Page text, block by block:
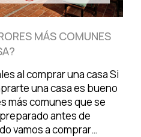
MÁS COMUNES
al comprar una casa Si
una casa es bueno
más comunes que se
antes de
vamos a comprar…